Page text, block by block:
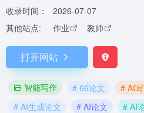
收录时间：
2026-07-07
其他站点:
作业 教师
打开网站
智能写作 # 66论文 # AI
# AI生成论文
# AI论文 # AI